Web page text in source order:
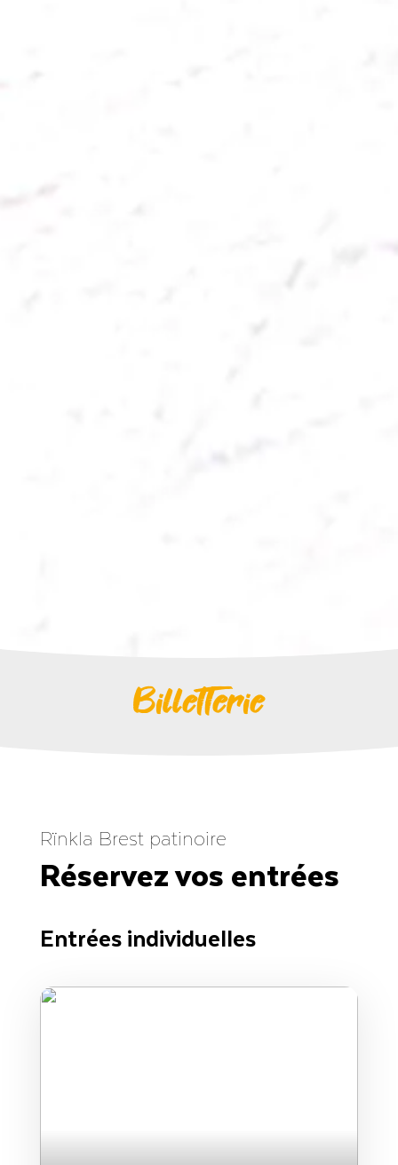
Billetterie
Rïnkla Brest patinoire
Réservez vos entrées
Entrées individuelles